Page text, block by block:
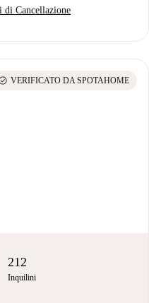
di Cancellazione
VERIFICATO DA SPOTAHOME
212
Inquilini